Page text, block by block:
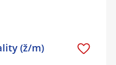
(ž/m)